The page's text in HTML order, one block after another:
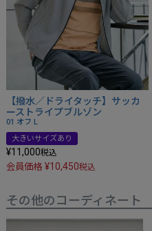
【撥水／ドライタッチ】サッカ
ーストライプブルゾン
01 オフ L
大きいサイズあり
¥11,000税込
会員価格 ¥10,450税込
その他のコーディネート